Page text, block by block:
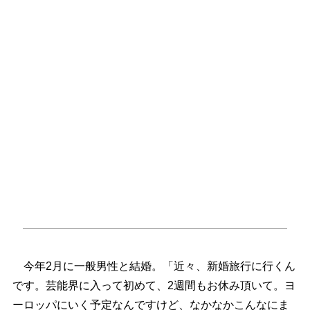
今年2月に一般男性と結婚。「近々、新婚旅行に行くん
です。芸能界に入って初めて、2週間もお休み頂いて。ヨ
ーロッパにいく予定なんですけど、なかなかこんなにま